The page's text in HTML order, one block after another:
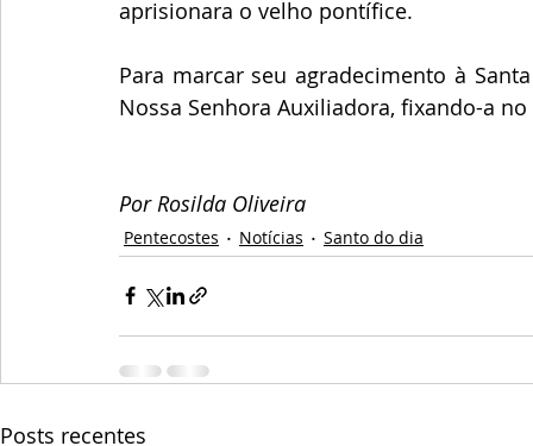
aprisionara o velho pontífice.
Para marcar seu agradecimento à
Nossa Senhora Auxiliadora, fixando-a
Por Rosilda Oliveira
Pentecostes Notícias Santo do dia
Posts recentes